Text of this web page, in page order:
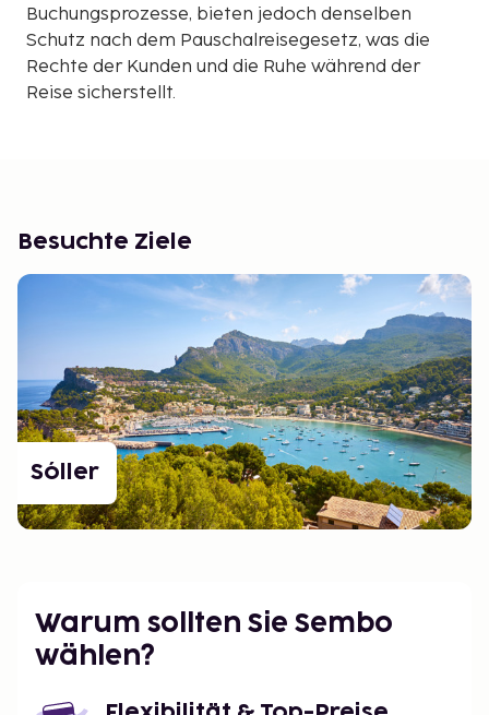
Buchungsprozesse, bieten jedoch denselben
Schutz nach dem Pauschalreisegesetz, was die
Rechte der Kunden und die Ruhe während der
Reise sicherstellt.
Besuchte Ziele
Sóller
Warum sollten Sie Sembo
wählen?